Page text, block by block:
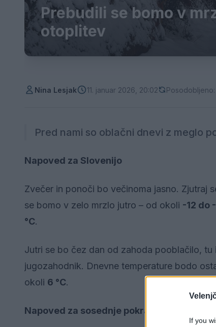
If you
Prebudili se bomo v
otoplitev
Nina Lesjak 11. januar 2026, 20:02 Posodobljeno:
Pred nami so oblačni dnevi z meglo
Napoved za Slovenijo
Zvečer in ponoči bo večinoma jasno. Zjutraj
se bomo v zelo mrzlo jutro – od okoli -12 do
°C.
Jutri se bo čez dan od zahoda pooblačilo,
jugozahodnik. Dnevne temperature bodo
okoli 6 °C.
Napoved za sosednje pokrajine